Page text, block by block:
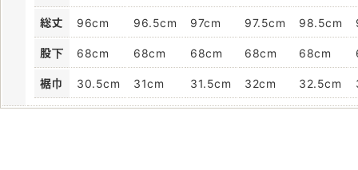
総丈 96cm 96.5cm 97cm 97.5cm 98.5cm
股下 68cm 68cm 68cm 68cm 68cm
裾巾 30.5cm 31cm 31.5cm 32cm 32.5cm